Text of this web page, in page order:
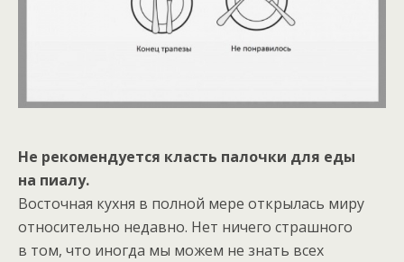
Не рекомендуется класть палочки для еды
на пиалу.
Восточная кухня в полной мере открылась миру
относительно недавно. Нет ничего страшного
в том, что иногда мы можем не знать всех